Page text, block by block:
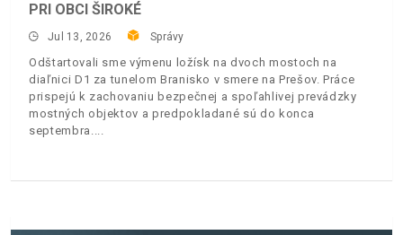
PRI OBCI ŠIROKÉ
Jul 13, 2026 Správy
Odštartovali sme výmenu ložísk na dvoch mostoch na
diaľnici D1 za tunelom Branisko v smere na Prešov. Práce
prispejú k zachovaniu bezpečnej a spoľahlivej prevádzky
mostných objektov a predpokladané sú do konca
septembra.